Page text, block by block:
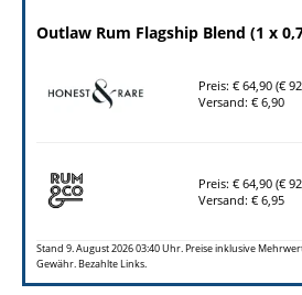
Outlaw Rum Flagship Blend (1 x
Preis: € 64,90 (€
Versand: € 6,90
Preis: € 64,90 (€
Versand: € 6,95
Stand 9. August 2026 03:40 Uhr. Preise inklusive
Gewähr. Bezahlte Links.